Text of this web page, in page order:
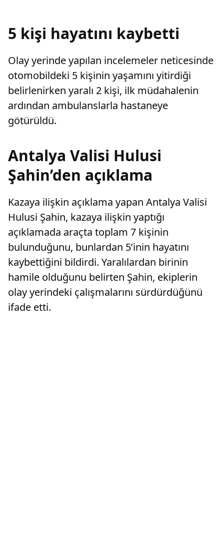
5 kişi hayatını kaybetti
Olay yerinde yapılan incelemeler neticesinde
otomobildeki 5 kişinin yaşamını yitirdiği
belirlenirken yaralı 2 kişi, ilk müdahalenin
ardından ambulanslarla hastaneye
götürüldü.
Antalya Valisi Hulusi
Şahin’den açıklama
Kazaya ilişkin açıklama yapan Antalya Valisi
Hulusi Şahin, kazaya ilişkin yaptığı
açıklamada araçta toplam 7 kişinin
bulunduğunu, bunlardan 5’inin hayatını
kaybettiğini bildirdi. Yaralılardan birinin
hamile olduğunu belirten Şahin, ekiplerin
olay yerindeki çalışmalarını sürdürdüğünü
ifade etti.